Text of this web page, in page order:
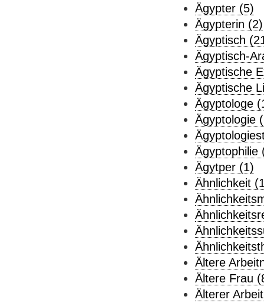
Ägypter (5)
Ägypterin (2)
Ägyptisch
Ägyptisch-
Ägyptische
Ägyptische
Ägyptologe
Ägyptologie
Ägyptophilie
Ägytper (1)
Ähnlichkeit
Ältere
Ältere Frau
Älterer